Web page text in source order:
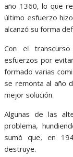
año 1360, lo que
último esfuerzo
alcanzó su forma
Con el
esfuerzos por
formado varias
se remonta al año
mejor solución.
Algunas de las
problema,
sumó que, en
destruye.